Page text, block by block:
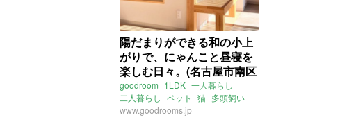
陽だまりができる和の小上
がりで、にゃんこと昼寝を
楽しむ日々。(名古屋市南区
51㎡の賃貸物件)
goodroom 1LDK 一人暮らし
二人暮らし ペット 猫 多頭飼い
和室 小上がり 畳
www.goodrooms.jp